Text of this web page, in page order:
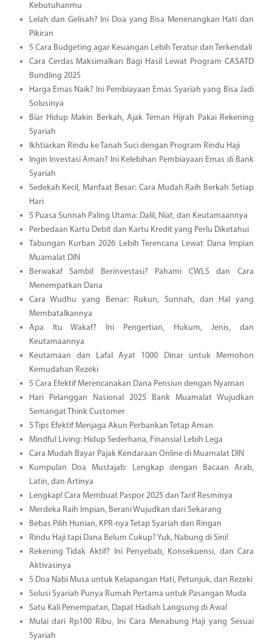
Kebutuhanmu
Lelah dan Gelisah? Ini Doa yang Bisa Menenangkan Hati dan
Pikiran
5 Cara Budgeting agar Keuangan Lebih Teratur dan Terkendali
Cara Cerdas Maksimalkan Bagi Hasil Lewat Program CASATD
Bundling 2025
Harga Emas Naik? Ini Pembiayaan Emas Syariah yang Bisa Jadi
Solusinya
Biar Hidup Makin Berkah, Ajak Teman Hijrah Pakai Rekening
Syariah
Ikhtiarkan Rindu ke Tanah Suci dengan Program Rindu Haji
Ingin Investasi Aman? Ini Kelebihan Pembiayaan Emas di Bank
Syariah
Sedekah Kecil, Manfaat Besar: Cara Mudah Raih Berkah Setiap
Hari
5 Puasa Sunnah Paling Utama: Dalil, Niat, dan Keutamaannya
Perbedaan Kartu Debit dan Kartu Kredit yang Perlu Diketahui
Tabungan Kurban 2026 Lebih Terencana Lewat Dana Impian
Muamalat DIN
Berwakaf Sambil Berinvestasi? Pahami CWLS dan Cara
Menempatkan Dana
Cara Wudhu yang Benar: Rukun, Sunnah, dan Hal yang
Membatalkannya
Apa Itu Wakaf? Ini Pengertian, Hukum, Jenis, dan
Keutamaannya
Keutamaan dan Lafal Ayat 1000 Dinar untuk Memohon
Kemudahan Rezeki
5 Cara Efektif Merencanakan Dana Pensiun dengan Nyaman
Hari Pelanggan Nasional 2025 Bank Muamalat Wujudkan
Semangat Think Customer
5 Tips Efektif Menjaga Akun Perbankan Tetap Aman
Mindful Living: Hidup Sederhana, Finansial Lebih Lega
Cara Mudah Bayar Pajak Kendaraan Online di Muamalat DIN
Kumpulan Doa Mustajab: Lengkap dengan Bacaan Arab,
Latin, dan Artinya
Lengkap! Cara Membuat Paspor 2025 dan Tarif Resminya
Merdeka Raih Impian, Berani Wujudkan dari Sekarang
Bebas Pilih Hunian, KPR-nya Tetap Syariah dan Ringan
Rindu Haji tapi Dana Belum Cukup? Yuk, Nabung di Sini!
Rekening Tidak Aktif? Ini Penyebab, Konsekuensi, dan Cara
Aktivasinya
5 Doa Nabi Musa untuk Kelapangan Hati, Petunjuk, dan Rezeki
Solusi Syariah Punya Rumah Pertama untuk Pasangan Muda
Satu Kali Penempatan, Dapat Hadiah Langsung di Awal
Mulai dari Rp100 Ribu, Ini Cara Menabung Haji yang Sesuai
Syariah